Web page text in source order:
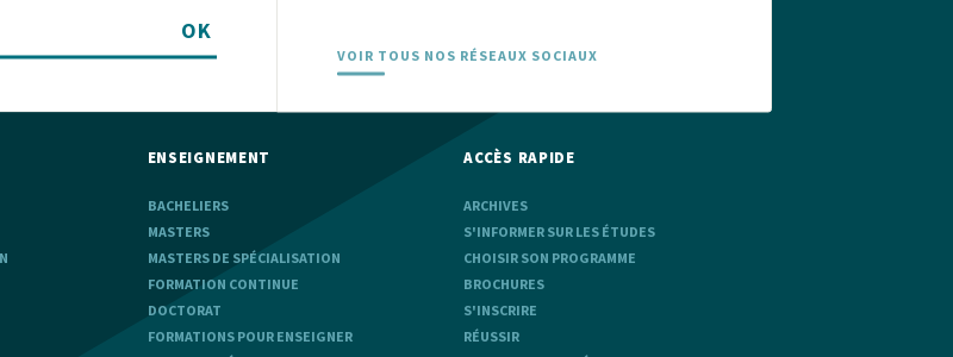
OK
VOIR TOUS NOS RÉSEAUX SOCIAUX
ENSEIGNEMENT
BACHELIERS
MASTERS
MASTERS DE SPÉCIALISATION
FORMATION CONTINUE
DOCTORAT
FORMATIONS POUR ENSEIGNER
ACCÈS RAPIDE
ARCHIVES
S'INFORMER SUR LES ÉTUDES
CHOISIR SON PROGRAMME
BROCHURES
S'INSCRIRE
RÉUSSIR